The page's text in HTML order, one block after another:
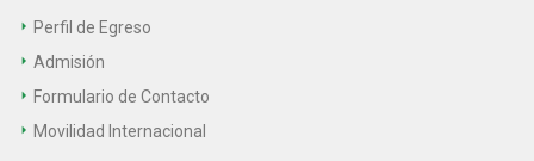
Perfil de Egreso
Admisión
Formulario de Contacto
Movilidad Internacional